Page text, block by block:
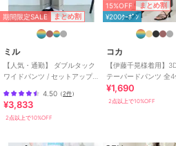
ブランド ミル
ショップ
パンツ
性別タイプ
レディース
パンツ ／
カラー
010チャコールグ
グリーン、085モ
サイズ 4サイズ展開
期間限定SALE まとめ割
ミル
【人気・通勤】 ダブルタック
ワイドパンツ / セットアップ対
4.50 （2件）
¥3,833
2点以上で10%OFF
15%OFF まとめ割
¥200ｸｰﾎﾟﾝ
コカ
【伊藤千晃様着用】
テーパードパンツ 全4
冷感・シワになりにく
¥1,690
2点以上で10%OFF